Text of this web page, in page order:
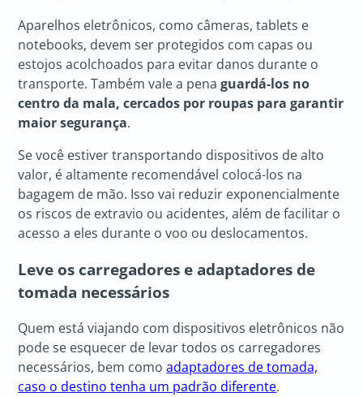
Aparelhos eletrônicos, como câmeras, tablets e
notebooks, devem ser protegidos com capas ou
estojos acolchoados para evitar danos durante o
transporte. Também vale a penaguardá-los no
centro da mala, cercados por roupas para garantir
maior segurança.
Se você estiver transportando dispositivos de alto
valor, é altamente recomendável colocá-los na
bagagem de mão. Isso vai reduzir exponencialmente
os riscos de extravio ou acidentes, além de facilitar o
acesso a eles durante o voo ou deslocamentos.
Leve os carregadores e adaptadores de
tomada necessários
Quem está viajando com dispositivos eletrônicos não
pode se esquecer de levar todos os carregadores
necessários, bem comoadaptadores de tomada,
caso o destino tenha um padrão diferente.